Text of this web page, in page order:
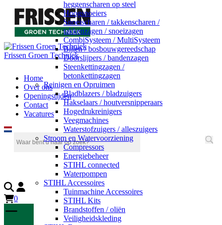
Frissen Groen Techniek
Home
Over ons
Openingstijden
Contact
Vacatures
heggenscharen op steel
Hoogsnoeiers
Snoeischaren / takkenscharen /
takkenzagen / snoeizagen
CombiSysteem / MultiSysteem
Bijlen / bosbouwgereedschap
Doorslijpers / bandenzagen
Steenkettingzagen /
betonkettingzagen
Reinigen en Opruimen
Bladblazers / bladzuigers
Hakselaars / houtversnipperaars
Hogedrukreinigers
Veegmachines
Waterstofzuigers / alleszuigers
Stroom en Watervoorziening
Compressors
Energiebeheer
STIHL connected
Waterpompen
STIHL Accessoires
Tuinmachine Accessoires
STIHL Kits
Brandstoffen / oliën
Veiligheidskleding
0